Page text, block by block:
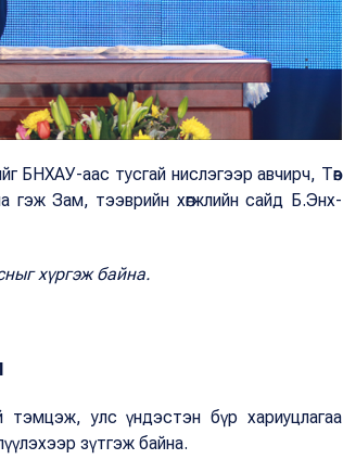
БНХАУ-аас тусгай нислэгээр авчирч, Төв
гэж Зам, тээврийн хөгжлийн сайд Б.Энх-
хүргэж байна.
улс үндэстэн бүр хариуцлагаа
зүтгэж байна.